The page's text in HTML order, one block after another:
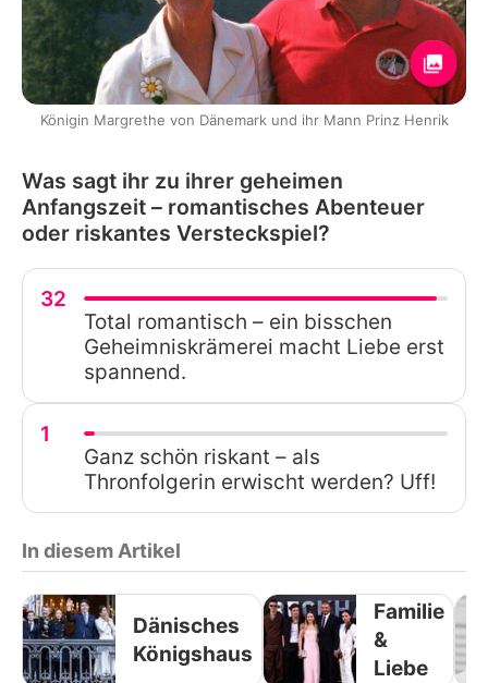
Königin Margrethe von Dänemark und ihr Mann Prinz Henrik
Was sagt ihr zu ihrer geheimen
Anfangszeit – romantisches Abenteuer
oder riskantes Versteckspiel?
32
Total romantisch – ein bisschen
Geheimniskrämerei macht Liebe erst
spannend.
1
Ganz schön riskant – als
Thronfolgerin erwischt werden? Uff!
In diesem Artikel
Dänisches
Königshaus
Familie
&
Liebe